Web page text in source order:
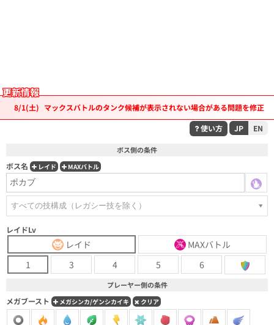
更新情報
8/1(土) マックスバトルのタンク候補が表示されない場合がある問題を修正
使い方
JP EN
ボス側の条件
ボス名 レイド MAXバトル
すべての技構成（レガシー技を除く）
レイドLv
レイド
MAXバトル
1
3 4 5 6
プレーヤー側の条件
メガブースト メガシンカ/ゲンシカイキ クリア